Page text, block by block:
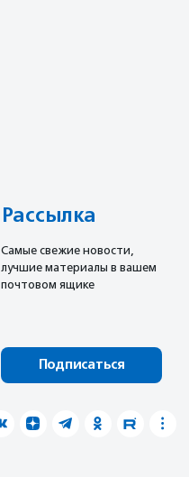
Рассылка
Cамые свежие новости,
лучшие материалы в вашем
почтовом ящике
Подписаться